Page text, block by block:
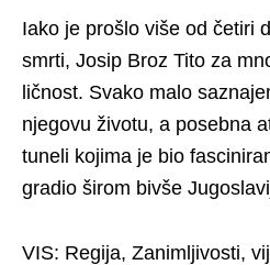
Iako je prošlo više od četiri
smrti, Josip Broz Tito za
ličnost. Svako malo
njegovu životu, a posebna
tuneli kojima je bio
gradio širom bivše
VIS: Regija, Zanimljivosti,